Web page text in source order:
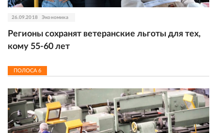
26.09.2018 Экономика
Регионы сохранят ветеранские льготы для тех,
кому 55-60 лет
ПОЛОСА6